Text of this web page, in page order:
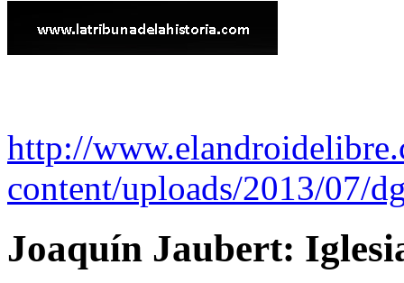
http://
content/uploads/2013/07/
Joaquín Jaubert: